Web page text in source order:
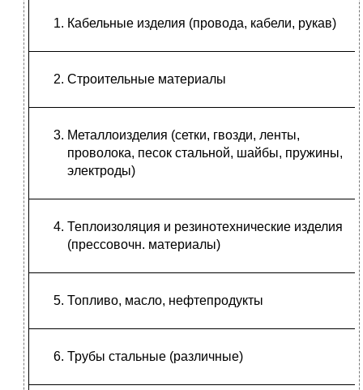
Кабельные изделия (провода, кабели, рукав)
Строительные материалы
Металлоизделия (сетки, гвозди, ленты,
проволока, песок стальной, шайбы, пружины,
электроды)
Теплоизоляция и резинотехнические изделия
(прессовочн. материалы)
Топливо, масло, нефтепродукты
Трубы стальные (различные)